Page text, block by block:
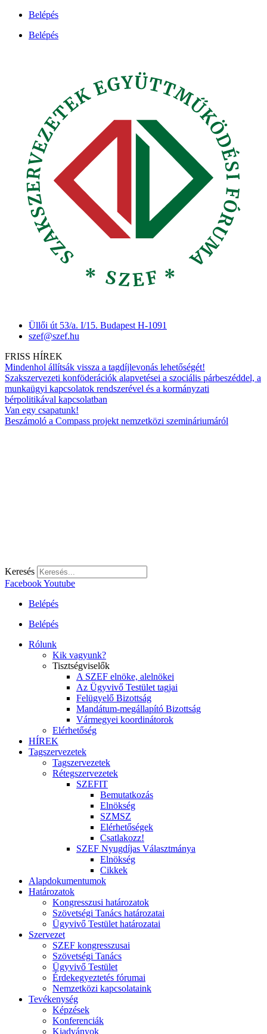
Ugrás
tartalomhoz
Belépés
Belépés
Üllői út 53/a. I/15. Budapest H-1091
szef@szef.hu
FRISS HÍREK
Mindenhol állítsák vissza a tagdíjlevonás lehetőségét!
Szakszervezeti konföderációk alapvetései a szociális párbeszéddel, a
munkaügyi kapcsolatok rendszerével és a kormányzati
bérpolitikával kapcsolatban
Van egy csapatunk!
Beszámoló a Compass projekt nemzetközi szemináriumáról
Keresés
FacebookYoutube
Belépés
Belépés
Rólunk
Kik vagyunk?
Tisztségviselők
A SZEF elnöke, alelnökei
Az Ügyvivő Testület tagjai
Felügyelő Bizottság
Mandátum-megállapító Bizottság
Vármegyei koordinátorok
Elérhetőség
HÍREK
Tagszervezetek
Tagszervezetek
Rétegszervezetek
SZEFIT
Bemutatkozás
Elnökség
SZMSZ
Elérhetőségek
Csatlakozz!
SZEF Nyugdíjas Választmánya
Elnökség
Cikkek
Alapdokumentumok
Határozatok
Kongresszusi határozatok
Szövetségi Tanács határozatai
Ügyvivő Testület határozatai
Szervezet
SZEF kongresszusai
Szövetségi Tanács
Ügyvivő Testület
Érdekegyeztetés fórumai
Nemzetközi kapcsolataink
Tevékenység
Képzések
Konferenciák
Kiadványok